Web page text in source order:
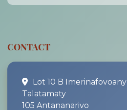
CONTACT
Lot 10 B Imerinafovoany
Talatamaty
105 Antananarivo